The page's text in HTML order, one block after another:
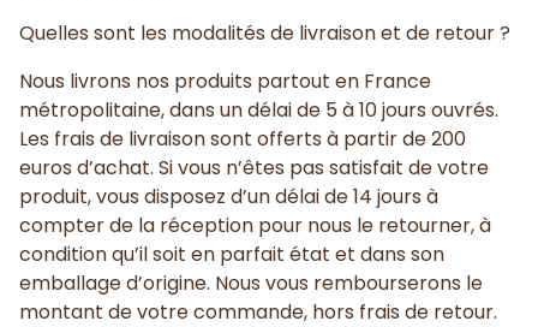
Quelles sont les modalités de livraison et de retour ?
Nous livrons nos produits partout en France
métropolitaine, dans un délai de 5 à 10 jours ouvrés.
Les frais de livraison sont offerts à partir de 200
euros d’achat. Si vous n’êtes pas satisfait de votre
produit, vous disposez d’un délai de 14 jours à
compter de la réception pour nous le retourner, à
condition qu’il soit en parfait état et dans son
emballage d’origine. Nous vous rembourserons le
montant de votre commande, hors frais de retour.